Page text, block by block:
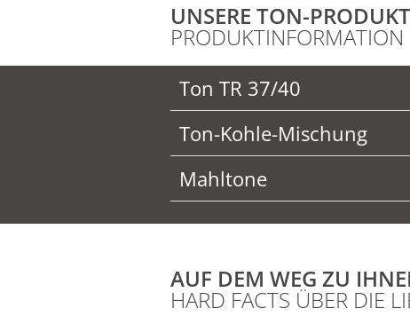
UNSERE TON-
PRODUKTINFORMATION
Ton TR 37/40
Ton-Kohle-Mischung
Mahltone
AUF DEM WEG ZU
HARD FACTS ÜBER DIE